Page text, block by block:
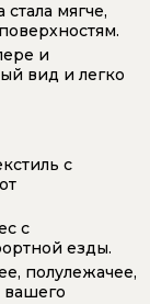
мягче,
и
вид и легко
с
с
езды.
полулежачее,
вашего